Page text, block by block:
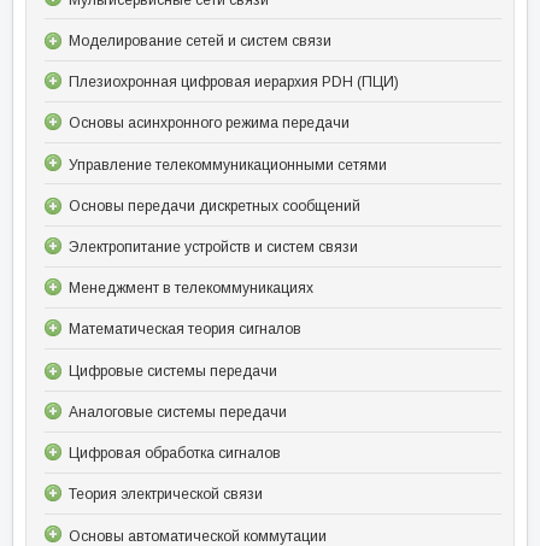
Моделирование сетей и систем связи
Плезиохронная цифровая иерархия PDH (ПЦИ)
Основы асинхронного режима передачи
Управление телекоммуникационными сетями
Основы передачи дискретных сообщений
Электропитание устройств и систем связи
Менеджмент в телекоммуникациях
Математическая теория сигналов
Цифровые системы передачи
Аналоговые системы передачи
Цифровая обработка сигналов
Теория электрической связи
Основы автоматической коммутации